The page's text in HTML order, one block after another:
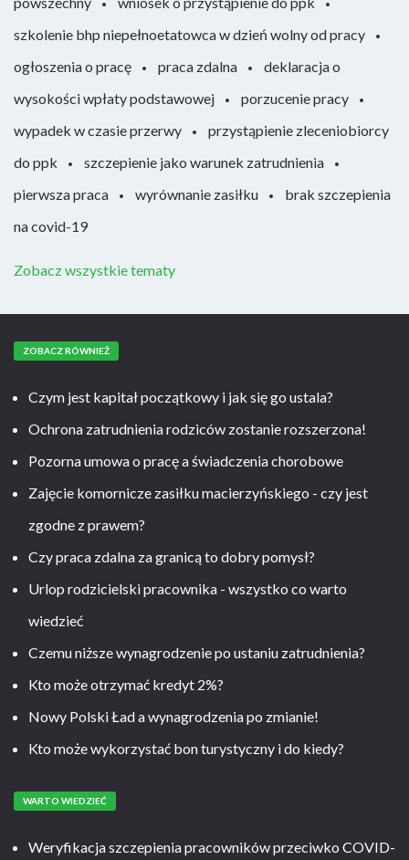
szkolenie bhp niepełnoetatowca w dzień wolny od pracy
ogłoszenia o pracę
praca zdalna
deklaracja o
wysokości wpłaty podstawowej
porzucenie pracy
wypadek w czasie przerwy
przystąpienie zleceniobiorcy
do ppk
szczepienie jako warunek zatrudnienia
pierwsza praca
wyrównanie zasiłku
brak szczepienia
na covid-19
Zobacz wszystkie tematy
ZOBACZ RÓWNIEŻ
Czym jest kapitał początkowy i jak się go ustala?
Ochrona zatrudnienia rodziców zostanie rozszerzona!
Pozorna umowa o pracę a świadczenia chorobowe
Zajęcie komornicze zasiłku macierzyńskiego - czy jest
zgodne z prawem?
Czy praca zdalna za granicą to dobry pomysł?
Urlop rodzicielski pracownika - wszystko co warto
wiedzieć
Czemu niższe wynagrodzenie po ustaniu zatrudnienia?
Kto może otrzymać kredyt 2%?
Nowy Polski Ład a wynagrodzenia po zmianie!
Kto może wykorzystać bon turystyczny i do kiedy?
WARTO WIEDZIEĆ
Weryfikacja szczepienia pracowników przeciwko COVID-